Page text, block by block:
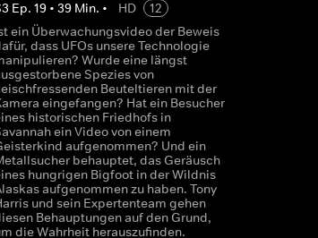
3 Ep. 19• 39Min. • HD
12
ein Überwachungsvideo der Beweis
dass UFOs unsere Technologie
Wurde eine längst
Spezies von
Beuteltieren mit der
eingefangen? Hat ein Besucher
historischen Friedhofs in
ein Video von einem
aufgenommen? Und ein
behauptet, das Geräusch
hungrigen Bigfoot in der Wildnis
aufgenommen zu haben. Tony
und sein Expertenteam gehen
Behauptungen auf den Grund,
die Wahrheit herauszufinden.